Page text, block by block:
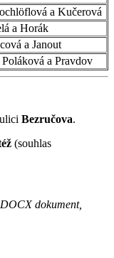
a Kučerová
a Horák
a Janout
a Pravdov
Bezručova.
(souhlas
dokument,